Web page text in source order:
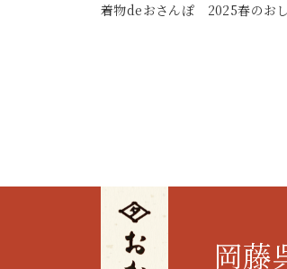
着物deおさんぽ 2025春のお
岡藤